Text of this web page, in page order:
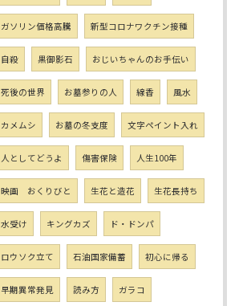
ガソリン価格高騰 新型コロナワクチン接種
自殺 黒御影石 おじいちゃんのお手伝い
死後の世界 お墓参りの人 線香 風水
カメムシ お墓の冬支度 文字ペイント入れ
人としてどうよ 傷害保険 人生100年
映画 おくりびと 生花と造花 生花長持ち
水受け キングカズ ド・ドンパ
ロウソク立て 石油国家備蓄 初心に帰る
早期異常発見 読み方 ガラコ